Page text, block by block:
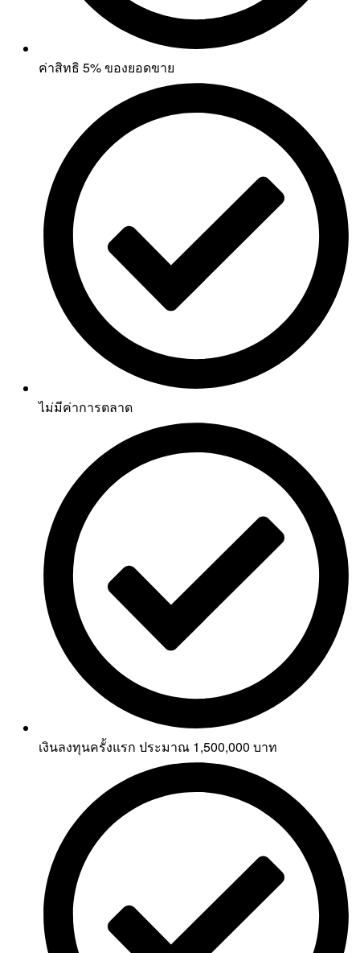
ค่าสิทธิ 5% ของยอดขาย
ไม่มีค่าการตลาด
เงินลงทุนครั้งแรก ประมาณ 1,500,000 บาท